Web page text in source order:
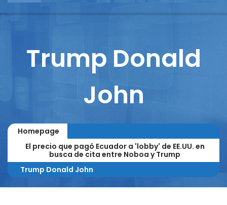
Reportajes
Trump Donald
John
Homepage
El precio que pagó Ecuador a 'lobby' de EE.UU. en
busca de cita entre Noboa y Trump
Trump Donald John